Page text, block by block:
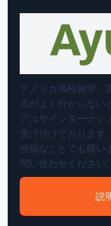
アメリカ高校留学・
るがよく分からない
アユサインターナシ
受け付けております。
些細なことでも構い
問い合わせください。
説